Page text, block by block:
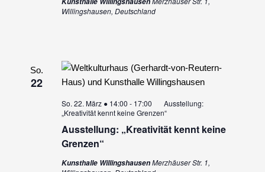
Willingshausen, Deutschland
So.
22
Ausstellung: „Kreativität kennt keine
Grenzen“
So. 22. März ● 14:00 - 17:00
Ausstellung:
„Kreativität kennt keine Grenzen“
Kunsthalle WillingshausenMerzhäuser Str. 1,